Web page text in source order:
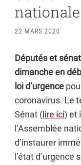
22 MARS 2020
Députés et
dimanche en
loi d’urgence
coronavirus. Le
Sénat ( lire ici) et
l’Assemblée
d’instaurer
l’état